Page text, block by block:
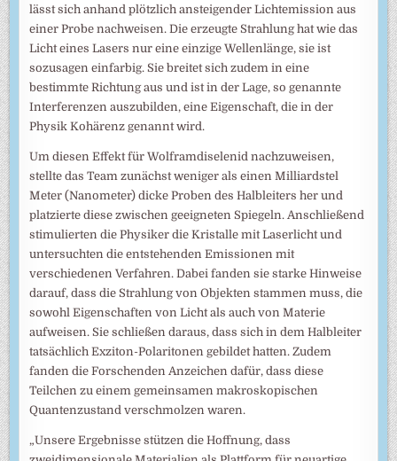
lässt sich anhand plötzlich ansteigender Lichtemission aus
einer Probe nachweisen. Die erzeugte Strahlung hat wie das
Licht eines Lasers nur eine einzige Wellenlänge, sie ist
sozusagen einfarbig. Sie breitet sich zudem in eine
bestimmte Richtung aus und ist in der Lage, so genannte
Interferenzen auszubilden, eine Eigenschaft, die in der
Physik Kohärenz genannt wird.
Um diesen Effekt für Wolframdiselenid nachzuweisen,
stellte das Team zunächst weniger als einen Milliardstel
Meter (Nanometer) dicke Proben des Halbleiters her und
platzierte diese zwischen geeigneten Spiegeln. Anschließend
stimulierten die Physiker die Kristalle mit Laserlicht und
untersuchten die entstehenden Emissionen mit
verschiedenen Verfahren. Dabei fanden sie starke Hinweise
darauf, dass die Strahlung von Objekten stammen muss, die
sowohl Eigenschaften von Licht als auch von Materie
aufweisen. Sie schließen daraus, dass sich in dem Halbleiter
tatsächlich Exziton-Polaritonen gebildet hatten. Zudem
fanden die Forschenden Anzeichen dafür, dass diese
Teilchen zu einem gemeinsamen makroskopischen
Quantenzustand verschmolzen waren.
„Unsere Ergebnisse stützen die Hoffnung, dass